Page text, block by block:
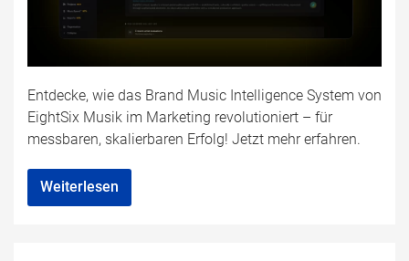
Entdecke, wie das Brand Music Intelligence System von
EightSix Musik im Marketing revolutioniert – für
messbaren, skalierbaren Erfolg! Jetzt mehr erfahren.
Weiterlesen